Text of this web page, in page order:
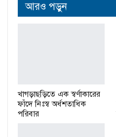
আরও পড়ুন
খাগড়াছড়িতে এক স্বর্ণাকারের
ফাঁদে নিঃস্ব অর্ধশতাধিক
পরিবার